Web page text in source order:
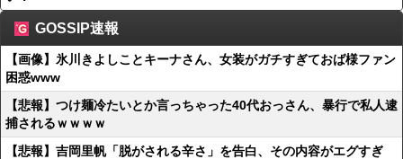
GOSSIP速報
【画像】氷川きよしことキーナさん、女装がガチすぎておば様ファン
困惑www
【悲報】つけ麺冷たいとか言っちゃった40代おっさん、暴行で私人逮
捕されるｗｗｗｗ
【悲報】吉岡里帆「脱がされる辛さ」を告白、その内容がエグすぎ